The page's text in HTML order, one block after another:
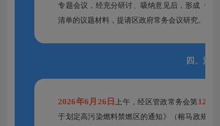
专题会议，经充分研讨、吸纳意见后，形成《生
清单的议题材料，提请区政府常务会议研究。
四、清
2026年6月 26日 上午，经区管政常务会第12
于划定高污染燃料禁燃区的通知》（榕马政规〔